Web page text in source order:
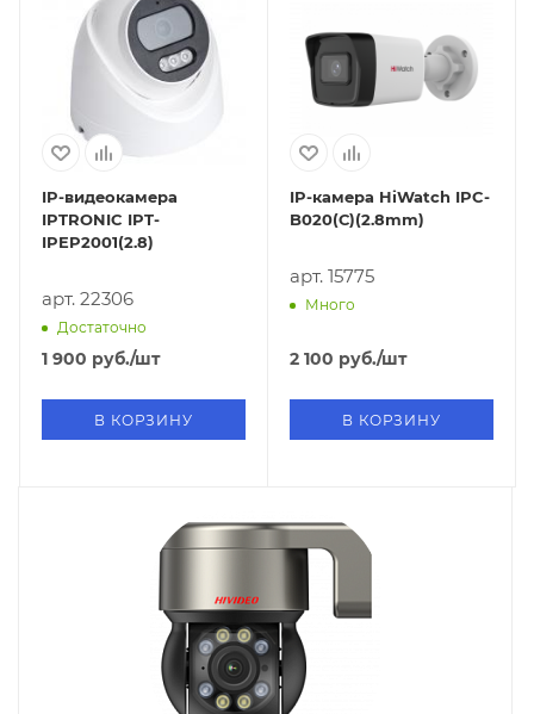
IP-видеокамера
IPTRONIC IPT-
IPEP2001(2.8)
арт. 22306
Достаточно
1 900 руб./шт
В КОРЗИНУ
IP-камера HiWatch IPC-
B020(С)(2.8mm)
арт. 15775
Много
2 100 руб./шт
В КОРЗИНУ